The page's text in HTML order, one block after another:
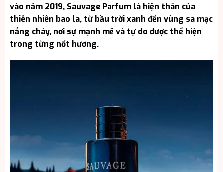
vào năm 2019, Sauvage Parfum là hiện thân của
thiên nhiên bao la, từ bầu trời xanh đến vùng sa mạc
nắng cháy, nơi sự mạnh mẽ và tự do được thể hiện
trong từng nốt hương.